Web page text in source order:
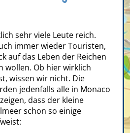
sehr viele Leute reich.
immer wieder Touristen,
auf das Leben der Reichen
wollen. Ob hier wirklich
wissen wir nicht. Die
jedenfalls alle in Monaco
dass der kleine
schon so einige